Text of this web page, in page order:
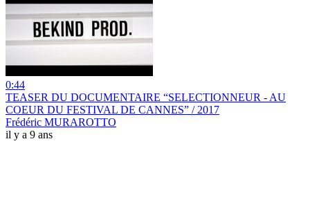
0:44
TEASER DU DOCUMENTAIRE “SELECTIONNEUR - AU
COEUR DU FESTIVAL DE CANNES” / 2017
Frédéric MURAROTTO
il y a 9 ans